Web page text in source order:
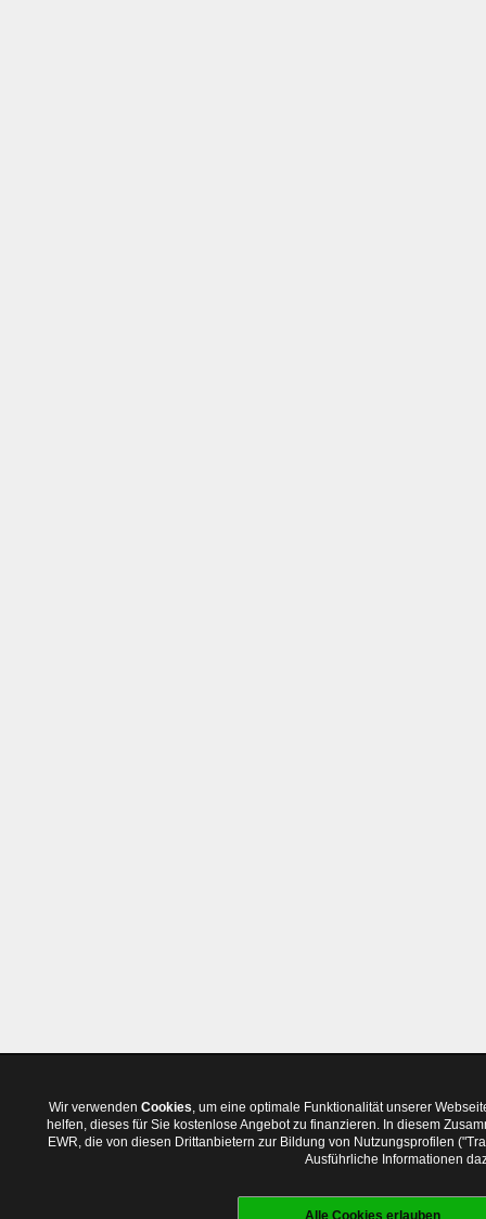
Wir verwenden Cookies, um eine optimale Funktionalität unserer
helfen, dieses für Sie kostenlose Angebot zu finanzieren. In diesem
EWR, die von diesen Drittanbietern zur Bildung von Nutzungsprofilen
Ausführliche Informationen
Alle Cookies erlauben